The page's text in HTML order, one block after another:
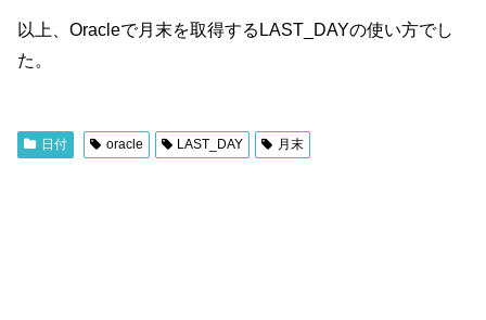
以上、Oracleで月末を取得するLAST_DAYの使い方でし
た。
日付 oracle LAST_DAY 月末